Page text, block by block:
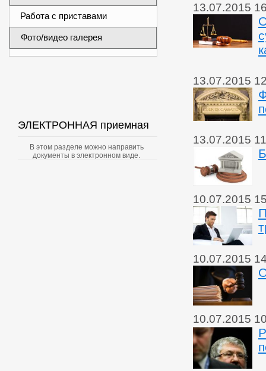
Работа с приставами
Фото/видео галерея
ЭЛЕКТРОННАЯ приемная
В этом разделе можно направить
документы в электронном виде.
13.07.2015
13.07.2015
13.07.2015
10.07.2015
10.07.2015
10.07.2015